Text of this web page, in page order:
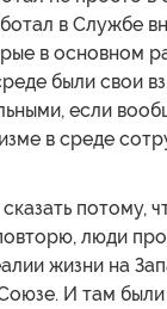
в Службе
в основном
были свои
если
в среде
потому,
люди
жизни на
И там